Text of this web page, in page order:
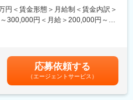
ため、営業職も残業は月10時間程
トし、自動車部品の知識を身につ
といった依頼を受けます。（１日
社に注文、もしくは社内で管理して
ます。
無理なスケジュールでの配送などは
円＜賃金形態＞月給制＜賃金内訳＞
300,000円＜月給＞200,000円～
。月給(月額)は固定手当を含めた表記
応募依頼する
（エージェントサービス）